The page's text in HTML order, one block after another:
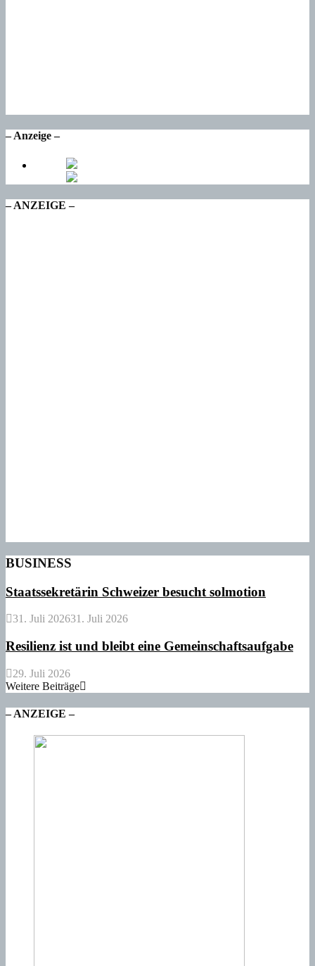
– Anzeige –
– ANZEIGE –
BUSINESS
Staatssekretärin Schweizer besucht solmotion
31. Juli 202631. Juli 2026
Resilienz ist und bleibt eine Gemeinschaftsaufgabe
29. Juli 2026
Weitere Beiträge
– ANZEIGE –